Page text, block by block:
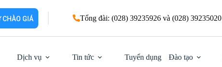
CHÀO GIÁ Tổng đài: (028) 39235926 và (028) 39235020
Dịch vụ Tin tức Tuyển dụng Đào tạo